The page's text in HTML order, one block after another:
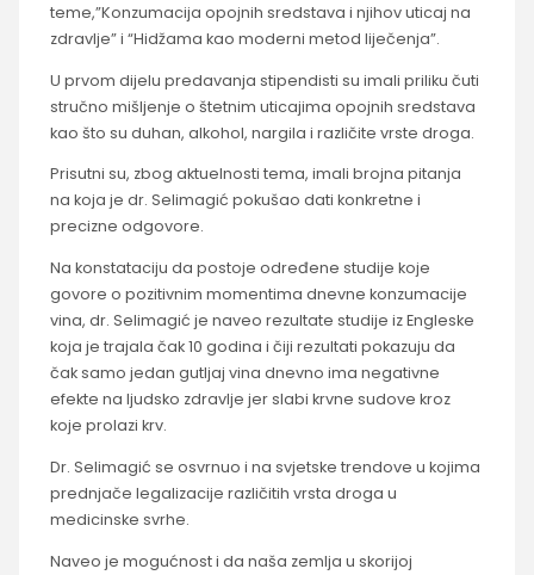
teme,”Konzumacija opojnih sredstava i njihov uticaj na
zdravlje” i “Hidžama kao moderni metod liječenja”.
U prvom dijelu predavanja stipendisti su imali priliku čuti
stručno mišljenje o štetnim uticajima opojnih sredstava
kao što su duhan, alkohol, nargila i različite vrste droga.
Prisutni su, zbog aktuelnosti tema, imali brojna pitanja
na koja je dr. Selimagić pokušao dati konkretne i
precizne odgovore.
Na konstataciju da postoje određene studije koje
govore o pozitivnim momentima dnevne konzumacije
vina, dr. Selimagić je naveo rezultate studije iz Engleske
koja je trajala čak 10 godina i čiji rezultati pokazuju da
čak samo jedan gutljaj vina dnevno ima negativne
efekte na ljudsko zdravlje jer slabi krvne sudove kroz
koje prolazi krv.
Dr. Selimagić se osvrnuo i na svjetske trendove u kojima
prednjače legalizacije različitih vrsta droga u
medicinske svrhe.
Naveo je mogućnost i da naša zemlja u skorijoj